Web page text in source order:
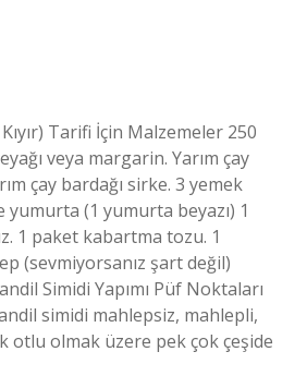
Kıyır) Tarifi İçin Malzemeler 250
veya margarin. Yarım çay
çay bardağı sirke. 3 yemek
yumurta (1 yumurta beyazı) 1
1 paket kabartma tozu. 1
(sevmiyorsanız şart değil)
Simidi Yapımı Püf Noktaları
simidi mahlepsiz, mahlepli,
otlu olmak üzere pek çok çeşide